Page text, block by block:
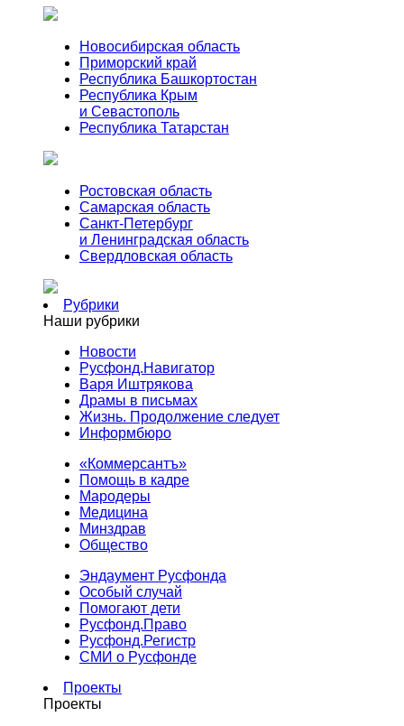
Новосибирская область
Приморский край
Республика Башкортостан
Республика Крым
и Севастополь
Республика Татарстан
Ростовская область
Самарская область
Санкт-Петербург
и Ленинградская область
Свердловская область
Рубрики
Наши рубрики
Новости
Русфонд.Навигатор
Варя Иштрякова
Драмы в письмах
Жизнь. Продолжение следует
Информбюро
«Коммерсантъ»
Помощь в кадре
Мародеры
Медицина
Минздрав
Общество
Эндаумент Русфонда
Особый случай
Помогают дети
Русфонд.Право
Русфонд.Регистр
СМИ о Русфонде
Проекты
Проекты